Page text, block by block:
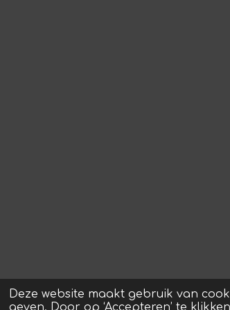
Deze website maakt gebruik van
geven. Door op ‘Accepteren’ te